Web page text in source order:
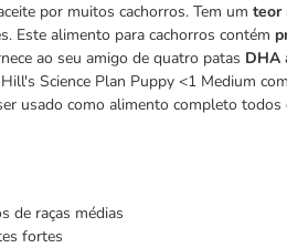
por muitos cachorros. Tem um teor
Este alimento para cachorros contém
ao seu amigo de quatro patas DHA
Science Plan Puppy <1 Medium
usado como alimento completo todos
de raças médias
fortes